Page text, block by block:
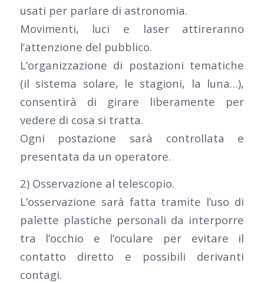
usati per parlare di astronomia.
Movimenti, luci e laser attireranno
l’attenzione del pubblico.
L’organizzazione di postazioni tematiche
(il sistema solare, le stagioni, la luna…),
consentirà di girare liberamente per
vedere di cosa si tratta.
Ogni postazione sarà controllata e
presentata da un operatore.
2) Osservazione al telescopio.
L’osservazione sarà fatta tramite l’uso di
palette plastiche personali da interporre
tra l’occhio e l’oculare per evitare il
contatto diretto e possibili derivanti
contagi.